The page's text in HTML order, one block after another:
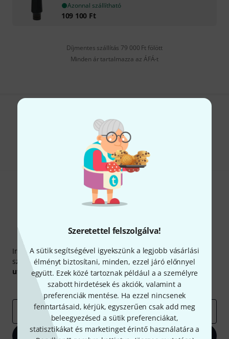
Szeretettel felszolgálva!
A sütik segítségével igyekszünk a legjobb vásárlási
élményt biztosítani, minden, ezzel járó előnnyel
együtt. Ezek közé tartoznak például a a személyre
szabott hirdetések és akciók, valamint a
preferenciák mentése. Ha ezzel nincsenek
fenntartásaid, kérjük, egyszerűen csak add meg
beleegyezésed a sütik preferenciákat,
statisztikákat és marketinget érintő használatára a
Azonnal szállítható
109 100 Ft
Díjmentes szállítás 79 000 Ft fölött
Minden ár tartalmazza az ÁFÁ-t
Tetszik, amit látsz?
Súgó & Visszajelzések
Thomann hírlevél
Iratkozz fel a Thomann angol nyelvű hírlevelére, és kis
szerencsével megnyerheted a50egyenként50 € értékű
utalványegyikét.
Inspiráló gondolatok
Akciók Thomann
e-mail cím*
Bejelentkezés